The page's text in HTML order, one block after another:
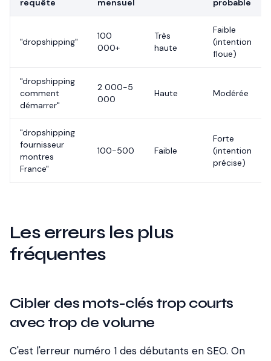
requête mensuel probable
"dropshipping"
100
000+
Très
haute
Faible
(intention
floue)
"dropshipping
comment
démarrer"
2 000-5
000
Haute Modérée
"dropshipping
fournisseur
montres
France"
100-500 Faible
Forte
(intention
précise)
Les erreurs les plus
fréquentes
Cibler des mots-clés trop courts
avec trop de volume
C'est l'erreur numéro 1 des débutants en SEO. On